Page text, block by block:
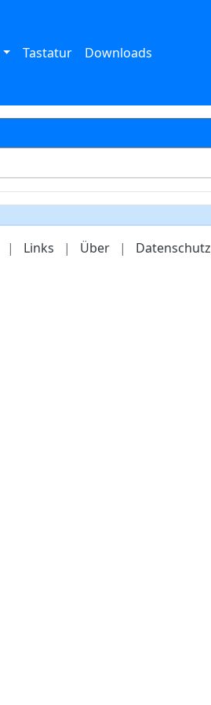
Tastatur Downloads
| Links | Über | Datenschutz